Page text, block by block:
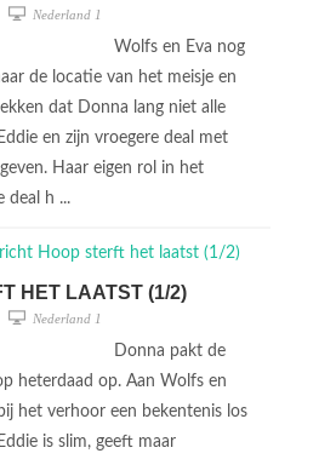
Nederland 1
Wolfs en Eva nog
de locatie van het meisje en
dat Donna lang niet alle
en zijn vroegere deal met
Haar eigen rol in het
deal h ...
HET LAATST (1/2)
Nederland 1
Donna pakt de
heterdaad op. Aan Wolfs en
het verhoor een bekentenis los
is slim, geeft maar